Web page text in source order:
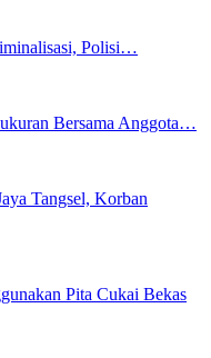
Polisi…
Bersama Anggota…
Tangsel, Korban
Pita Cukai Bekas